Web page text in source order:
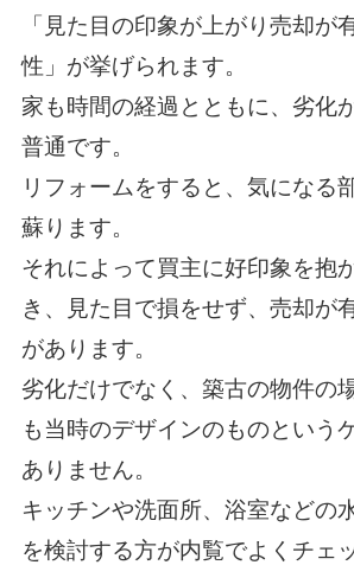
「見た目の印象が上がり売却が
性」が挙げられます。
家も時間の経過とともに、劣化
普通です。
リフォームをすると、気になる
蘇ります。
それによって買主に好印象を抱
き、見た目で損をせず、売却が
があります。
劣化だけでなく、築古の物件の
も当時のデザインのものという
ありません。
キッチンや洗面所、浴室などの
を検討する方が内覧でよくチェ